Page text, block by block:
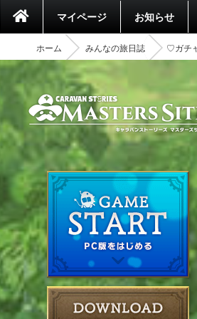
マイページ お知らせ
ホーム みんなの旅日誌 ♡ガチ